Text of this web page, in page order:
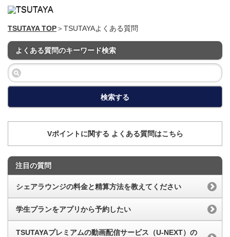
TSUTAYA TOP＞TSUTAYAよくある質問
よくある質問のキーワード検索
検索する
Vポイントに関する よくある質問はこちら
注目の質問
シェアラウンジの料金と精算方法を教えてください
学生プランをアプリから予約したい
TSUTAYAプレミアムの動画配信サービス（U-NEXT）の